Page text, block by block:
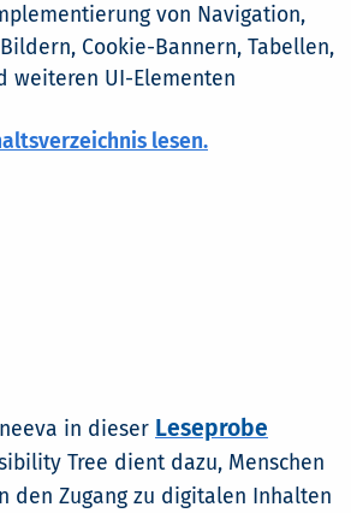
von Navigation,
Cookie-Bannern, Tabellen,
weiteren UI-Elementen
lesen.
in dieser Leseprobe
Tree dient dazu, Menschen
den Zugang zu digitalen Inhalten